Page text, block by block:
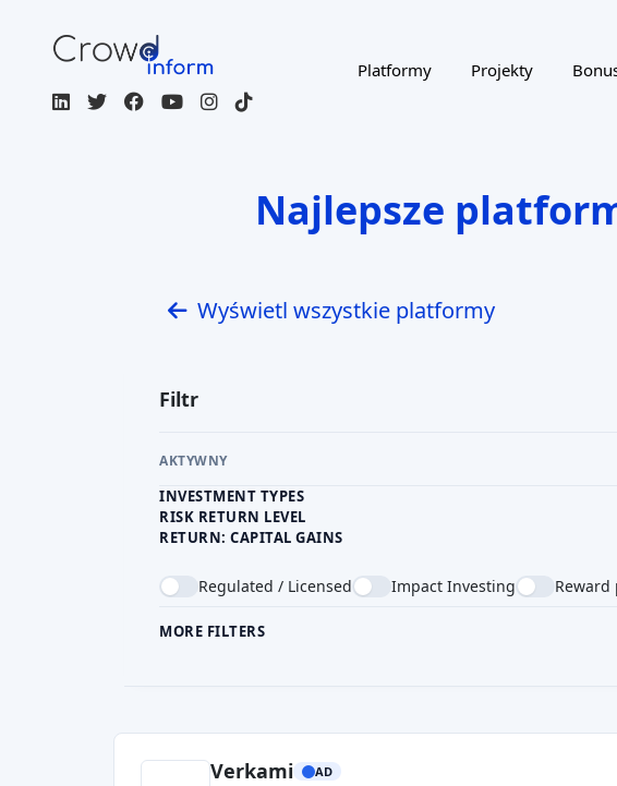
Platformy Projekty
Najlepsze
Wyświetl wszystkie platformy
Filtr
AKTYWNY
INVESTMENT TYPES
RISK RETURN LEVEL
RETURN: CAPITAL GAINS
Regulated / Licensed Impact Investing Reward
MORE FILTERS
Verkami AD